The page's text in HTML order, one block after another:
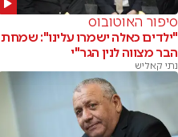
סיפור האוטובוס
"ילדים כאלה ישמרו עלינו": שמחת
הבר מצווה לנין הגר"י
נתי קאליש